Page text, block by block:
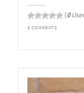
(0
3 COMMENTS